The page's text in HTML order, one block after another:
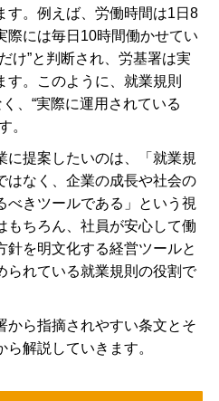
す。例えば、労働時間は1日8
際には毎日10時間働かせてい
け”と判断され、労基署は実
。このように、就業規則
、“実際に運用されている
。
に提案したいのは、「就業規
はなく、企業の成長や社会の
べきツールである」という視
もちろん、社員が安心して働
針を明文化する経営ツールと
られている就業規則の役割で
から指摘されやすい条文とそ
解説していきます。